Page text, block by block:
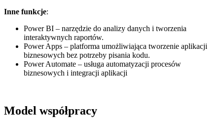
Inne funkcje:
Power BI – narzędzie do analizy danych i tworzenia
interaktywnych raportów.
Power Apps – platforma umożliwiająca tworzenie aplikacji
biznesowych bez potrzeby pisania kodu.
Power Automate – usługa automatyzacji procesów
biznesowych i integracji aplikacji
Model współpracy